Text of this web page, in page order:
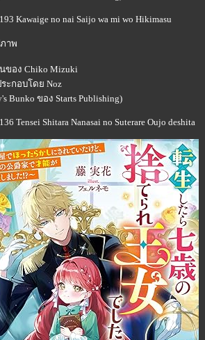
Kawaige no nai Saijo wa mi wo Hikimasu
ของ Chiko Mizuki
ะกอบโดย Noz
Bunko ของ Starts Publishing)
Tensei Shitara Nanasai no Suterare Oujo deshita